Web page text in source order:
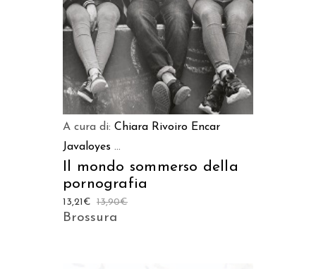
A cura di: Chiara Rivoiro Encar
Javaloyes ...
Il mondo sommerso della
pornografia
13,90€
13,21 €
Brossura